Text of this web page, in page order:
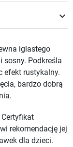
keyboard_arrow_down
iglastego
sosny. Podkreśla
efekt rustykalny.
bardzo dobrą
rekomendację jej
dla dzieci.